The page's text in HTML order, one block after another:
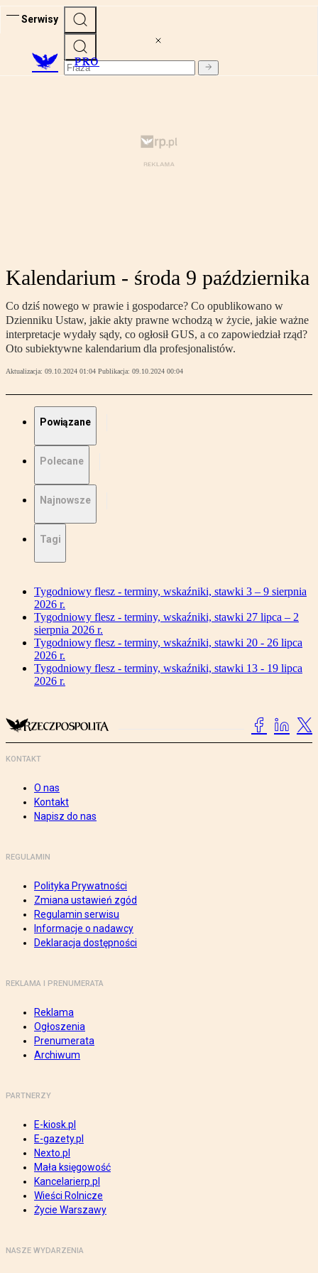
Serwisy
PRO
Kalendarium - środa 9 października
Co dziś nowego w prawie i gospodarce? Co opublikowano w
Dzienniku Ustaw, jakie akty prawne wchodzą w życie, jakie ważne
interpretacje wydały sądy, co ogłosił GUS, a co zapowiedział rząd?
Oto subiektywne kalendarium dla profesjonalistów.
Aktualizacja: 09.10.2024 01:04 Publikacja: 09.10.2024 00:04
Powiązane
Polecane
Najnowsze
Tagi
Tygodniowy flesz - terminy, wskaźniki, stawki 3 – 9 sierpnia
2026 r.
Tygodniowy flesz - terminy, wskaźniki, stawki 27 lipca – 2
sierpnia 2026 r.
Tygodniowy flesz - terminy, wskaźniki, stawki 20 - 26 lipca
2026 r.
Tygodniowy flesz - terminy, wskaźniki, stawki 13 - 19 lipca
2026 r.
KONTAKT
O nas
Kontakt
Napisz do nas
REGULAMIN
Polityka Prywatności
Zmiana ustawień zgód
Regulamin serwisu
Informacje o nadawcy
Deklaracja dostępności
REKLAMA I PRENUMERATA
Reklama
Ogłoszenia
Prenumerata
Archiwum
PARTNERZY
E-kiosk.pl
E-gazety.pl
Nexto.pl
Mała księgowość
Kancelarierp.pl
Wieści Rolnicze
Życie Warszawy
NASZE WYDARZENIA